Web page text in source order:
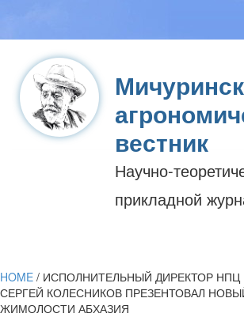
вестник
Научно-
прикладной
HOME / ИСПОЛНИТЕЛЬНЫЙ ДИРЕКТОР
СЕРГЕЙ КОЛЕСНИКОВ ПРЕЗЕНТОВАЛ
ЖИМОЛОСТИ АБХАЗИЯ